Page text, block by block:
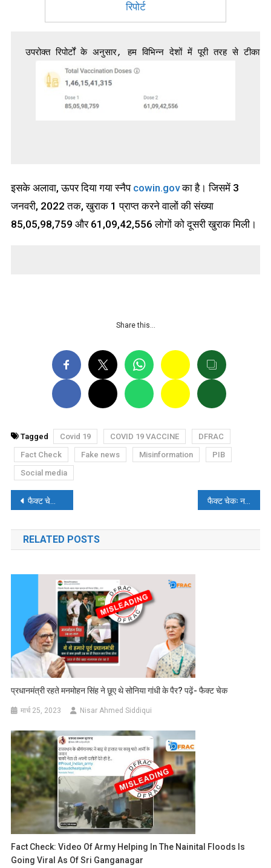
रिपोर्ट
इसके अलावा, ऊपर दिया गया स्नैप cowin.govका है। जिसमें 3
जनवरी, 2022 तक, खुराक 1 प्राप्त करने वालों की संख्या
85,05,98,759 और 61,09,42,556 लोगों को दूसरी खुराक मिली।
Share this…
Tagged Covid 19 COVID 19 VACCINE
DFRAC
Fact Check
Fake news Misinformation
PIB
Social media
पोस्ट
नेविगेशन
फैक्ट चेकः क्या कांग्रेस नेता दिग्विजय सिंह ने कहा- ‘गोमांस खाने में कोई बुराई नहीं’
RELATED POSTS
प्रधानमंत्री रहते मनमोहन सिंह ने छूए थे सोनिया गांधी के पैर? पढ़ें- फैक्ट चेक
मार्च 25, 2023 Nisar Ahmed Siddiqui
Fact Check: Video Of Army Helping In The Nainital Floods Is
Going Viral As Of Sri Ganganagar